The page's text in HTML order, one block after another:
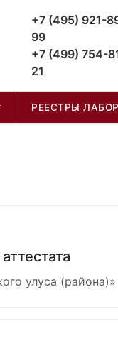
+7 (495) 921-
99
+7 (499) 754-
21
РЕЕСТРЫ
улуса